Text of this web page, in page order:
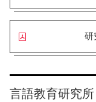
研
言語教育研究所